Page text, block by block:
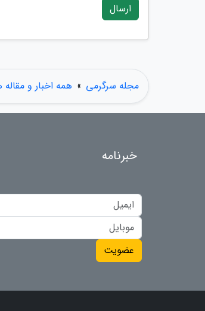
ارسال
مجله سرگرمی » همه اخبار و مقاله
خبرنامه
عضویت